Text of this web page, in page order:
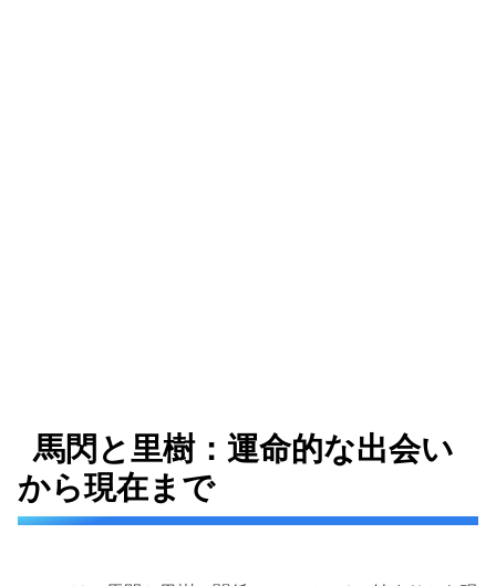
馬閃と里樹：運命的な出会い
から現在まで